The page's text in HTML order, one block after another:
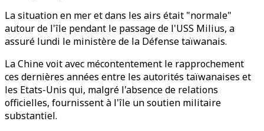
La situation en mer et dans les airs était "normale"
autour de l'île pendant le passage de l'USS Milius, a
assuré lundi le ministère de la Défense taïwanais.
La Chine voit avec mécontentement le rapprochement
ces dernières années entre les autorités taïwanaises et
les Etats-Unis qui, malgré l'absence de relations
officielles, fournissent à l'île un soutien militaire
substantiel.